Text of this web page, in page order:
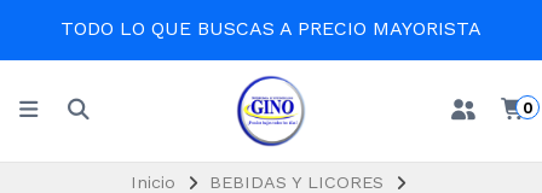
TODO LO QUE BUSCAS A PRECIO MAYORISTA
0
Inicio
BEBIDAS Y LICORES